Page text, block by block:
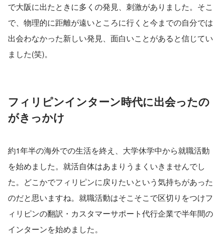
で大阪に出たときに多くの発見、刺激がありました。そこ
で、物理的に距離が遠いところに行くと今までの自分では
出会わなかった新しい発見、面白いことがあると信じてい
ました(笑)。
フィリピンインターン時代に出会ったの
がきっかけ
約1年半の海外での生活を終え、大学休学中から就職活動
を始めました。就活自体はあまりうまくいきませんでし
た。どこかでフィリピンに戻りたいという気持ちがあった
のだと思いますね。就職活動はそこそこで区切りをつけフ
ィリピンの翻訳・カスタマーサポート代行企業で半年間の
インターンを始めました。